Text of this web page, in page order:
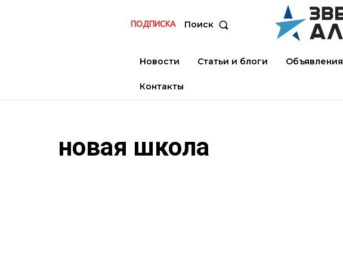
ПОДПИСКА Поиск
Новости Статьи и блоги Объявления
Контакты
новая школа